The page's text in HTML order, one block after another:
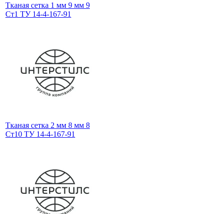
Тканая сетка 1 мм 9 мм 9
Ст1 ТУ 14-4-167-91
Тканая сетка 2 мм 8 мм 8
Ст10 ТУ 14-4-167-91